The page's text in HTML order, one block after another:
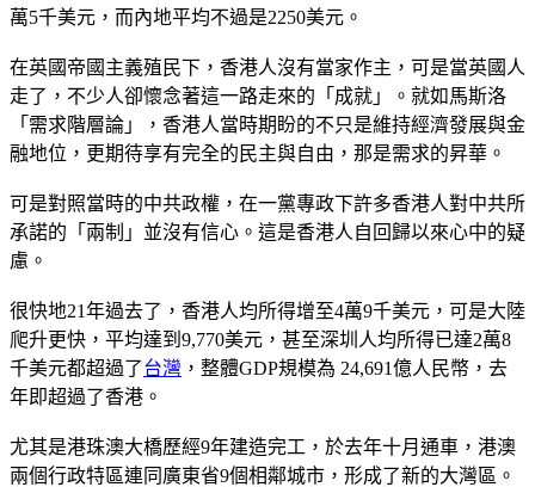
萬5千美元，而內地平均不過是2250美元。
在英國帝國主義殖民下，香港人沒有當家作主，可是當英國人
走了，不少人卻懷念著這一路走來的「成就」。就如馬斯洛
「需求階層論」，香港人當時期盼的不只是維持經濟發展與金
融地位，更期待享有完全的民主與自由，那是需求的昇華。
可是對照當時的中共政權，在一黨專政下許多香港人對中共所
承諾的「兩制」並沒有信心。這是香港人自回歸以來心中的疑
慮。
很快地21年過去了，香港人均所得增至4萬9千美元，可是大陸
爬升更快，平均達到9,770美元，甚至深圳人均所得已達2萬8
千美元都超過了台灣 ，整體GDP規模為 24,691億人民幣，去
年即超過了香港。
尤其是港珠澳大橋歷經9年建造完工，於去年十月通車，港澳
兩個行政特區連同廣東省9個相鄰城市，形成了新的大灣區。